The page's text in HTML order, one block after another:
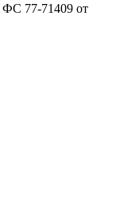
77-71409 от